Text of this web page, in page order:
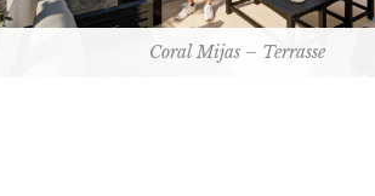
Coral Mijas – Terrasse